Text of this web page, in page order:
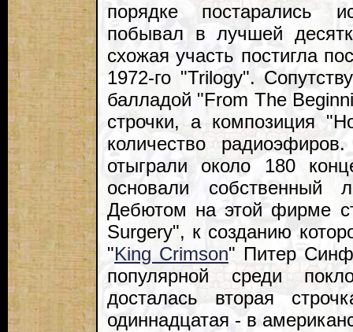
порядке постарались
побывал в лучшей
схожая участь постигла
1972-го "Trilogy".
балладой "From The
строчки, а композиция
количество
отыграли около 180
основали собственный
Дебютом на этой фирме
Surgery", к созданию
"King Crimson" Питер
популярной среди
досталась вторая
одиннадцатая - в